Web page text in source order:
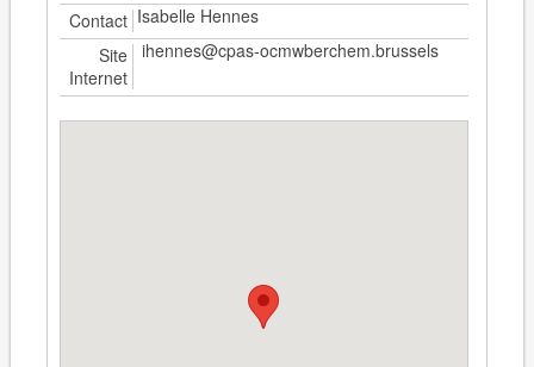
Contact Isabelle Hennes
Site
Internet
ihennes@cpas-ocmwberchem.brussels